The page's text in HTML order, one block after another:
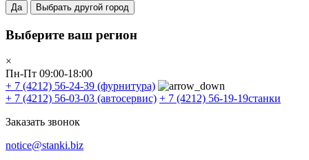
Да Выбрать другой город
Выберите ваш регион
×
Пн-Пт 09:00-18:00
+ 7 (4212) 56-24-39 (фурнитура)
+ 7 (4212) 56-03-03 (автосервис) + 7 (4212) 56-19-19станки
Заказать звонок
notice@stanki.biz